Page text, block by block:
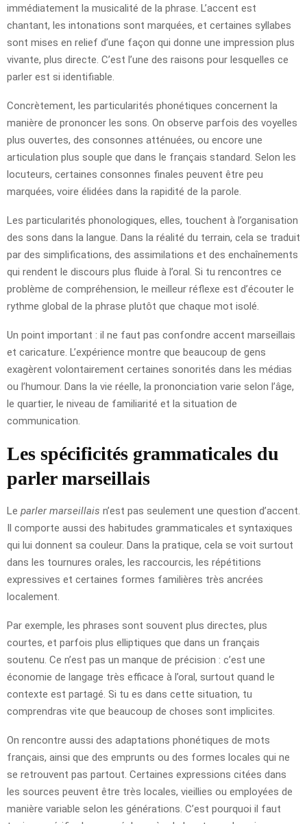
immédiatement la musicalité de la phrase. L’accent est
chantant, les intonations sont marquées, et certaines syllabes
sont mises en relief d’une façon qui donne une impression plus
vivante, plus directe. C’est l’une des raisons pour lesquelles ce
parler est si identifiable.
Concrètement, les particularités phonétiques concernent la
manière de prononcer les sons. On observe parfois des voyelles
plus ouvertes, des consonnes atténuées, ou encore une
articulation plus souple que dans le français standard. Selon les
locuteurs, certaines consonnes finales peuvent être peu
marquées, voire élidées dans la rapidité de la parole.
Les particularités phonologiques, elles, touchent à l’organisation
des sons dans la langue. Dans la réalité du terrain, cela se traduit
par des simplifications, des assimilations et des enchaînements
qui rendent le discours plus fluide à l’oral. Si tu rencontres ce
problème de compréhension, le meilleur réflexe est d’écouter le
rythme global de la phrase plutôt que chaque mot isolé.
Un point important : il ne faut pas confondre accent marseillais
et caricature. L’expérience montre que beaucoup de gens
exagèrent volontairement certaines sonorités dans les médias
ou l’humour. Dans la vie réelle, la prononciation varie selon l’âge,
le quartier, le niveau de familiarité et la situation de
communication.
Les spécificités grammaticales du
parler marseillais
Le parler marseillais n’est pas seulement une question d’accent.
Il comporte aussi des habitudes grammaticales et syntaxiques
qui lui donnent sa couleur. Dans la pratique, cela se voit surtout
dans les tournures orales, les raccourcis, les répétitions
expressives et certaines formes familières très ancrées
localement.
Par exemple, les phrases sont souvent plus directes, plus
courtes, et parfois plus elliptiques que dans un français
soutenu. Ce n’est pas un manque de précision : c’est une
économie de langage très efficace à l’oral, surtout quand le
contexte est partagé. Si tu es dans cette situation, tu
comprendras vite que beaucoup de choses sont implicites.
On rencontre aussi des adaptations phonétiques de mots
français, ainsi que des emprunts ou des formes locales qui ne
se retrouvent pas partout. Certaines expressions citées dans
les sources peuvent être très locales, vieillies ou employées de
manière variable selon les générations. C’est pourquoi il faut